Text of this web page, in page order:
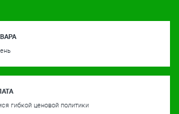
гибкой ценовой политики